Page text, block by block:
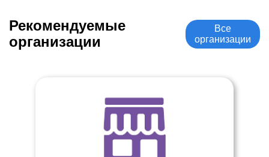
Рекомендуемые
организации
Все
организации